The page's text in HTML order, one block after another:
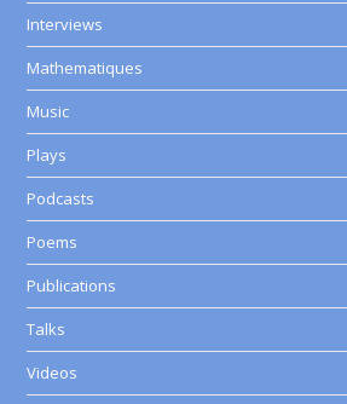
Interviews
Mathematiques
Music
Plays
Podcasts
Poems
Publications
Talks
Videos